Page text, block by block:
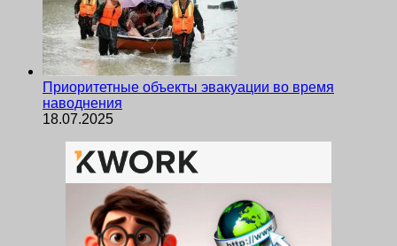
Приоритетные объекты эвакуации во время
наводнения
18.07.2025